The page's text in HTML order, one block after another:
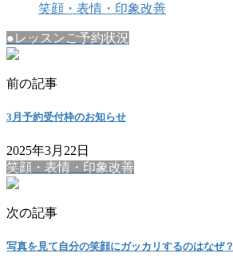
笑顔・表情・印象改善
●レッスンご予約状況
前の記事
3月予約受付枠のお知らせ
2025年3月22日
笑顔・表情・印象改善
次の記事
写真を見て自分の笑顔にガッカリするのはなぜ？